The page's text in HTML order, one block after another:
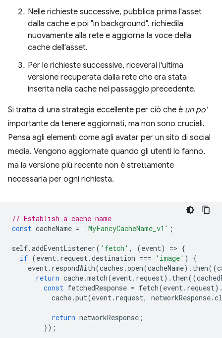
Nelle richieste successive, pubblica prima l'asset
dalla cache e poi "in background". richiedila
nuovamente alla rete e aggiorna la voce della
cache dell'asset.
Per le richieste successive, riceverai l'ultima
versione recuperata dalla rete che era stata
inserita nella cache nel passaggio precedente.
Si tratta di una strategia eccellente per ciò che è un po'
importante da tenere aggiornati, ma non sono cruciali.
Pensa agli elementi come agli avatar per un sito di social
media. Vengono aggiornate quando gli utenti lo fanno,
ma la versione più recente non è strettamente
necessaria per ogni richiesta.
// Establish a cache name
const cacheName = 'MyFancyCacheName_v1' ;
self.addEventListener( 'fetch' , (event) => {
if (event. request.destination === 'image' )
{
event. respondWith(caches .open(cacheName). then((
return cache.match(event. request). then((
const fetchedResponse = fetch(event. request
cache.put(event. request, networkResponse.
return networkResponse ;
});